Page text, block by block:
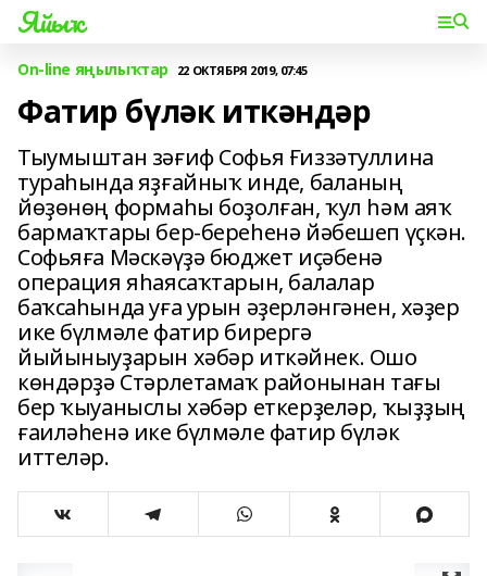
Яйыҡ
On-line яңылыҡтар 22 ОКТЯБРЯ 2019, 07:45
Фатир бүләк иткәндәр
Тыумыштан зәғиф Софья Ғиззәтуллина
тураһында яҙғайныҡ инде, баланың
йөҙөнөң формаһы боҙолған, ҡул һәм аяҡ
бармаҡтары бер-береһенә йәбешеп үҫкән.
Софьяға Мәскәүҙә бюджет иҫәбенә
операция яһаясаҡтарын, балалар
баҡсаһында уға урын әҙерләнгәнен, хәҙер
ике бүлмәле фатир бирергә
йыйыныуҙарын хәбәр иткәйнек. Ошо
көндәрҙә Стәрлетамаҡ районынан тағы
бер ҡыуаныслы хәбәр еткерҙеләр, ҡыҙҙың
ғаиләһенә ике бүлмәле фатир бүләк
иттеләр.